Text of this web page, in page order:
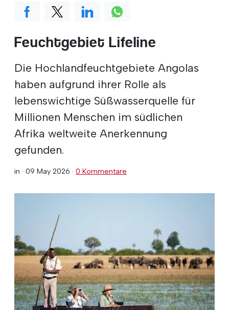
Feuchtgebiet Lifeline
Die Hochlandfeuchtgebiete Angolas
haben aufgrund ihrer Rolle als
lebenswichtige Süßwasserquelle für
Millionen Menschen im südlichen
Afrika weltweite Anerkennung
gefunden.
in · 09 May 2026 · 0 Kommentare